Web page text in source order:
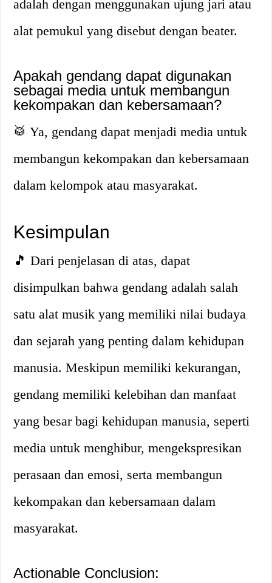
adalah dengan menggunakan ujung jari atau
alat pemukul yang disebut dengan beater.
Apakah gendang dapat digunakan
sebagai media untuk membangun
kekompakan dan kebersamaan?
🥁 Ya, gendang dapat menjadi media untuk
membangun kekompakan dan kebersamaan
dalam kelompok atau masyarakat.
Kesimpulan
🎵 Dari penjelasan di atas, dapat
disimpulkan bahwa gendang adalah salah
satu alat musik yang memiliki nilai budaya
dan sejarah yang penting dalam kehidupan
manusia. Meskipun memiliki kekurangan,
gendang memiliki kelebihan dan manfaat
yang besar bagi kehidupan manusia, seperti
media untuk menghibur, mengekspresikan
perasaan dan emosi, serta membangun
kekompakan dan kebersamaan dalam
masyarakat.
Actionable Conclusion: